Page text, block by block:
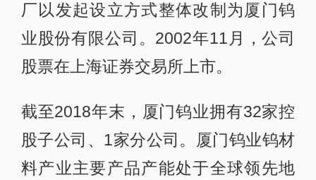
厂以发起设立方式整体改制为厦门钨
业股份有限公司。2002年11月，公司
股票在上海证券交易所上市。
截至2018年末，厦门钨业拥有32家控
股子公司、1家分公司。厦门钨业钨材
料产业主要产品产能处于全球领先地